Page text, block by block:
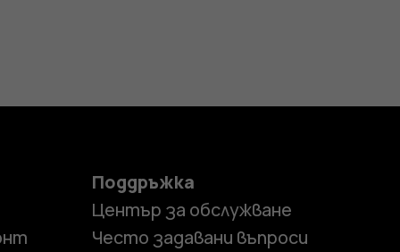
Поддръжка
Център за обслужване
Често задавани въпроси